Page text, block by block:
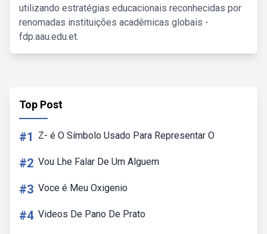
utilizando estratégias educacionais reconhecidas por
renomadas instituições acadêmicas globais -
fdp.aau.edu.et.
Top Post
#1 Z- é O Símbolo Usado Para Representar O
#2 Vou Lhe Falar De Um Alguem
#3 Voce é Meu Oxigenio
#4 Videos De Pano De Prato